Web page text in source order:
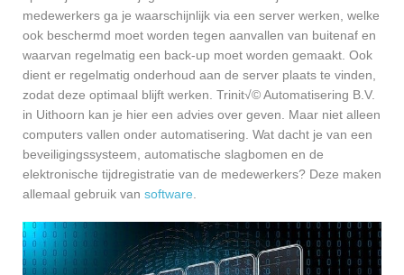
medewerkers ga je waarschijnlijk via een server werken, welke
ook beschermd moet worden tegen aanvallen van buitenaf en
waarvan regelmatig een back-up moet worden gemaakt. Ook
dient er regelmatig onderhoud aan de server plaats te vinden,
zodat deze optimaal blijft werken. Trinit√© Automatisering B.V.
in Uithoorn kan je hier een advies over geven. Maar niet alleen
computers vallen onder automatisering. Wat dacht je van een
beveiligingssysteem, automatische slagbomen en de
elektronische tijdregistratie van de medewerkers? Deze maken
allemaal gebruik van software.